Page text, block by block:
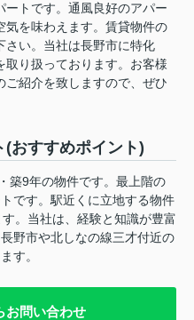
ートです。通風良好のアパー
気を味わえます。賃貸物件の
さい。当社は長野市に特化
取り扱っております。お客様
ご紹介を致しますので、ぜひ
おすすめポイント)
築9年の物件です。最上階の
です。駅近くに立地する物件
。当社は、経験と知識が豊富
野市や北しなの線三才付近の
す。
お問い合わせ